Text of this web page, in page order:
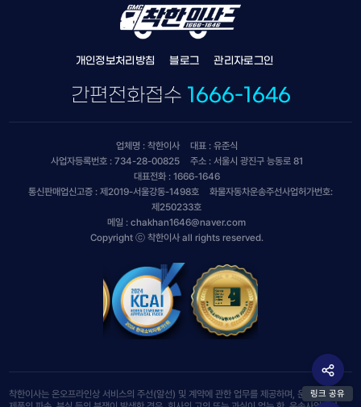
개인정보처리방침 블로그 관리자로그인
간편전화접수 1666-1646
업체명 : 착한이사
대표 : 유준식
사업자등록번호 : 734-28-00825
주소 : 서울시 광진구 능동로 81
대표전화 : 1666-1646
통신판매업신고증 : 제2019-서울강동-1498호
화물자동차운송주선사업허가번호:
제250233호
메일 : chakhan1646@naver.com
Copyright ⓒ 착한이사 all rights reserved.
착한이사는 온오프라인상 서비스의 주선(알선) 및 계약에 관한 업무를 제공하며, 운송 서비스 및
링크 공유